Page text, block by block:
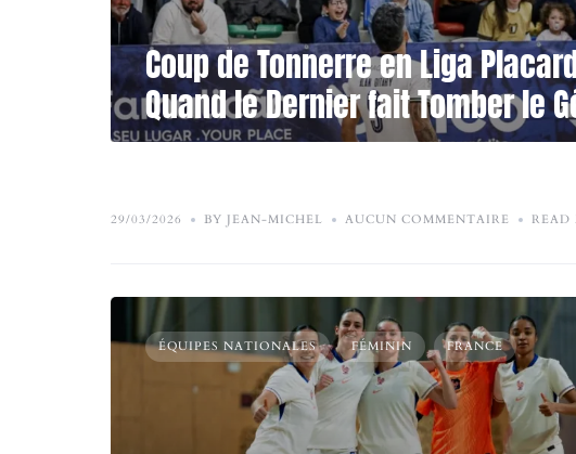
Coup de Tonnerre en Liga
Quand le Dernier fait Tomber le
29/03/2026 BY JEAN-MICHEL AUCUN COMMENTAIRE READ
ÉQUIPES NATIONALES FÉMININ FRANCE